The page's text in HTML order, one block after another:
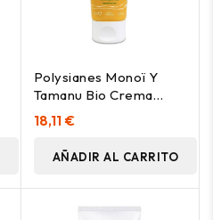
Polysianes Monoï Y
Tamanu Bio Crema
Solar Sublime Spf50+
50 Ml
18,11 €
AÑADIR AL CARRITO